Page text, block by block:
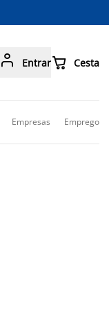
 Entrar Cesta
Empresas Emprego